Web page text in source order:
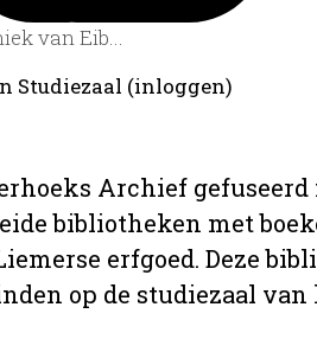
van Eib...
Studiezaal (inloggen)
Archief
bibliotheken met
erfgoed. Deze
op de studiezaal